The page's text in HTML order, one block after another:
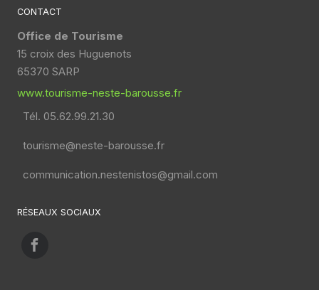
CONTACT
Office de Tourisme
15 croix des Huguenots
65370 SARP
www.tourisme-neste-barousse.fr
Tél. 05.62.99.21.30
tourisme@neste-barousse.fr
communication.nestenistos@gmail.com
RÉSEAUX SOCIAUX